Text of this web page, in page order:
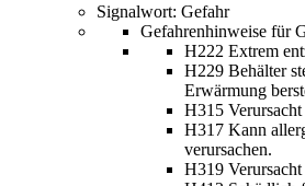
Signalwort: Gefahr
Gefahrenhinweise für
H222 Extrem
H229 Behälter
Erwärmung
H315
H317 Kann
verursachen.
H319